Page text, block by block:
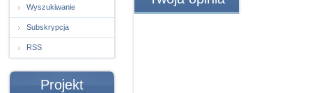
Wyszukiwanie
Subskrypcja
RSS
Projekt